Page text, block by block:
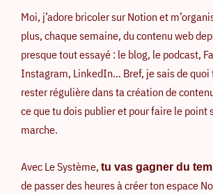
Moi, j’adore bricoler sur Notion et
plus, chaque semaine, du contenu web
presque tout essayé : le blog, le podcast,
Instagram, LinkedIn… Bref, je sais de quoi
rester régulière dans ta création de
ce que tu dois publier et pour faire le point
marche.
Avec Le Système, tu vas gagner du
de passer des heures à créer ton espace